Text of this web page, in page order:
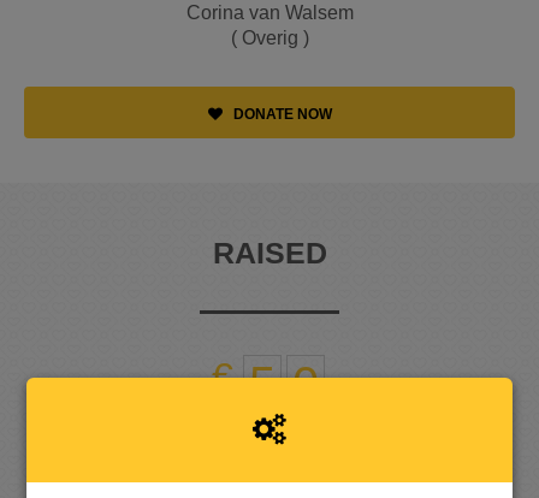
Corina van Walsem
( Overig )
DONATE NOW
RAISED
5 0
reached of my target amount